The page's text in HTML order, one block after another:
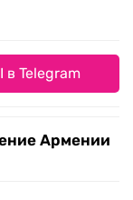
в Telegram
Армении